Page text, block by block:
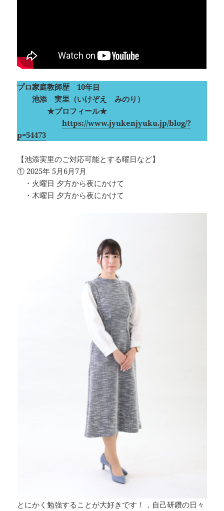
プロ家庭教師歴 10年目
池添 実里（いけぞえ みのり）
★プロフィール★
https://www.jyukenjyuku.jp/blog/?
p=54473
【池添実里のご対応可能とする曜日など】
① 2025年 5月6月7月
・火曜日 夕方から夜にかけて
・木曜日 夕方から夜にかけて
とにかく勉強することが大好きです！，自己研鑽の日々